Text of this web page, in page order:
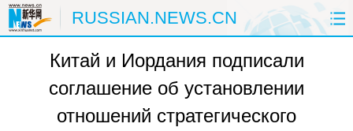
RUSSIAN.NEWS.CN
ГЛАВНАЯ КИТАЙ РФ И СНГ
В МИРЕ ЭКОНОМИКА ОБЩЕСТВО
Китай и Иордания подписали
соглашение об установлении
отношений стратегического